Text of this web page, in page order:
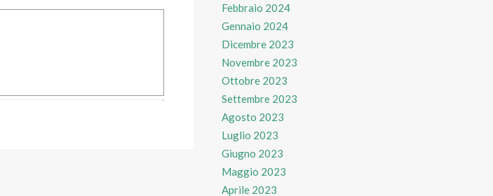
Febbraio 2024
Gennaio 2024
Dicembre 2023
Novembre 2023
Ottobre 2023
Settembre 2023
Agosto 2023
Luglio 2023
Giugno 2023
Maggio 2023
Aprile 2023